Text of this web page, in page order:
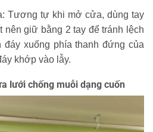
Tương tự khi mở cửa, dùng tay
nên giữ bằng 2 tay để tránh lệch
đáy xuống phía thanh đứng của
khớp vào lẫy.
lưới chống muỗi dạng cuốn